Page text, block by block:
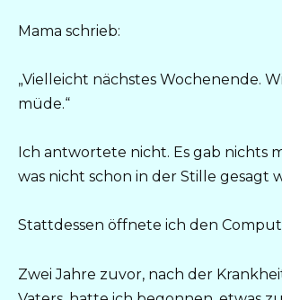
Mama schrieb:
„Vielleicht nächstes Wochenende.
müde.“
Ich antwortete nicht. Es gab nichts
was nicht schon in der Stille gesagt
Stattdessen öffnete ich den
Zwei Jahre zuvor, nach der